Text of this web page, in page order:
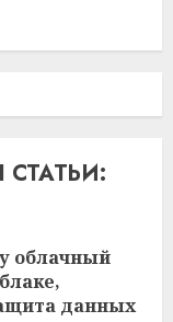
облачный
данных